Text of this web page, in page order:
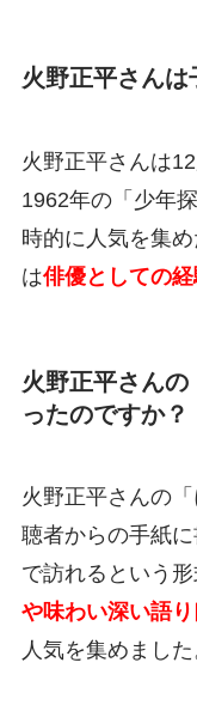
火野正平さんは
火野正平さんは
1962年の「少年
時的に人気を集
は俳優としての
火野正平さん
ったのですか？
火野正平さんの
聴者からの手紙
で訪れるという
や味わい深い語り
人気を集めました